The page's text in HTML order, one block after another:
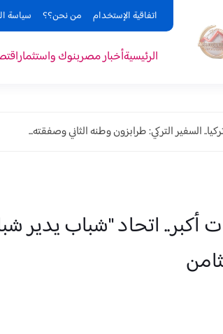
اتفاقية الإستخدام من نحن؟؟ سياسة
الرئيسيةأخبار مصربنوك واستثمار
السفير التركي: طرابزون وطنه الثاني وصفقته...
اتحاد "شباب يدير